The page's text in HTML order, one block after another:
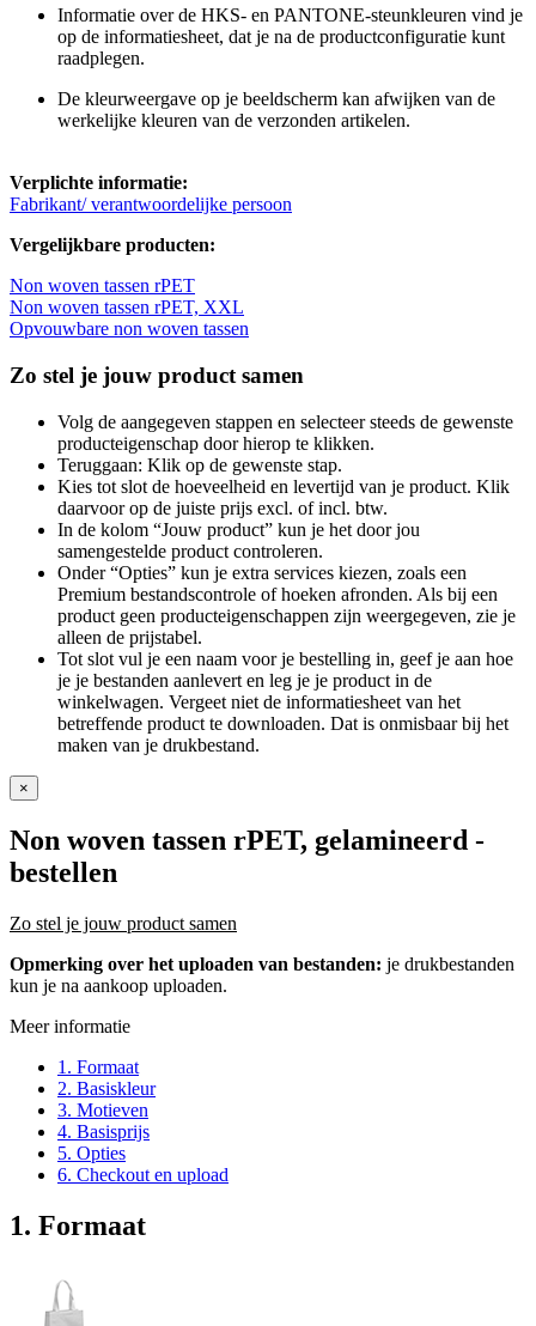
Informatie over de HKS- en PANTONE-steunkleuren vind je
op de informatiesheet, dat je na de productconfiguratie kunt
raadplegen.
De kleurweergave op je beeldscherm kan afwijken van de
werkelijke kleuren van de verzonden artikelen.
Verplichte informatie:
Fabrikant/ verantwoordelijke persoon
Vergelijkbare producten:
Non woven tassen rPET
Non woven tassen rPET, XXL
Opvouwbare non woven tassen
Zo stel je jouw product samen
Volg de aangegeven stappen en selecteer steeds de gewenste
producteigenschap door hierop te klikken.
Teruggaan: Klik op de gewenste stap.
Kies tot slot de hoeveelheid en levertijd van je product. Klik
daarvoor op de juiste prijs excl. of incl. btw.
In de kolom “Jouw product” kun je het door jou
samengestelde product controleren.
Onder “Opties” kun je extra services kiezen, zoals een
Premium bestandscontrole of hoeken afronden. Als bij een
product geen producteigenschappen zijn weergegeven, zie je
alleen de prijstabel.
Tot slot vul je een naam voor je bestelling in, geef je aan hoe
je je bestanden aanlevert en leg je je product in de
winkelwagen. Vergeet niet de informatiesheet van het
betreffende product te downloaden. Dat is onmisbaar bij het
maken van je drukbestand.
×
Non woven tassen rPET, gelamineerd -
bestellen
Zo stel je jouw product samen
Opmerking over het uploaden van bestanden: je drukbestanden
kun je na aankoop uploaden.
Meer informatie
1. Formaat
2. Basiskleur
3. Motieven
4. Basisprijs
5. Opties
6. Checkout en upload
1. Formaat